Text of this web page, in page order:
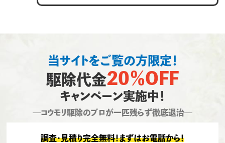
当サイトをご覧の方限定！
駆除代金20％OFF
キャンペーン実施中！
―コウモリ駆除のプロが一匹残らず徹底退治―
調査・見積り完全無料！まずはお電話から！